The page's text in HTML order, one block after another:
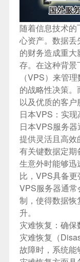
随着信息技术
心资产。数据
的财务造成重
存。在这种背
（VPS）来管
的战略性决策
以及优质的客户
日本VPS：实
日本VPS服务
提供灵活且高
有关键数据定
生意外时能够
比，VPS具备更
VPS服务器通
制，使得数据
升。
灾难恢复：确
灾难恢复（
故障时，系统